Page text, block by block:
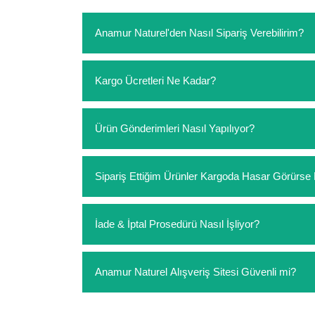
Anamur Naturel'den Nasıl Sipariş Verebilirim?
sipariş verebilirsiniz. Sitemizden vereceğiniz
ödeme yoktur.
Kargo Ücretleri Ne Kadar?
siparişlerinizde sepetinizdeki ürünleri
Ürün Gönderimleri Nasıl Yapılıyor?
Sipariş Ettiğim Ürünler Kargoda Hasar
hasar görmüş ise hemen bizimle iletişime
İade & İptal Prosedürü Nasıl İşliyor?
değişim istediğiniz ürünleri kullanmayınız.
seçenekleri uygulanır.
Anamur Naturel Alışveriş Sitesi Güvenli mi?